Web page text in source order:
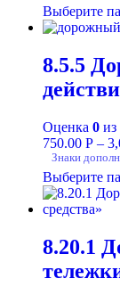
Выберите
8.5.5
Оценка 0 из
750.00 Р –
Знаки
Выберите
8.20.1